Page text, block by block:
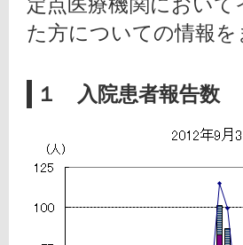
た方についての情報
１ 入院患者報告数